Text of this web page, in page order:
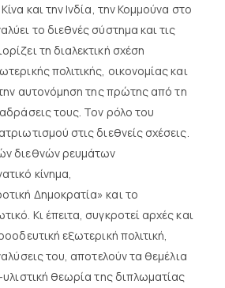
και την Ινδία, την Κομμούνα στο
το διεθνές σύστημα και τις
τη διαλεκτική σχέση
πολιτικής, οικονομίας και
την αυτονόμηση της πρώτης από τη
τους. Τον ρόλο του
στις διεθνείς σχέσεις.
διεθνών ρευμάτων
κίνημα,
Δημοκρατία» και το
Κι έπειτα, συγκροτεί αρχές και
εξωτερική πολιτική,
του, αποτελούν τα θεμέλια
υλιστική θεωρία της διπλωματίας